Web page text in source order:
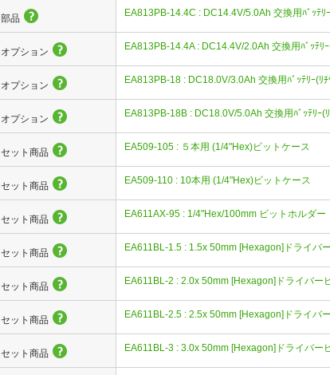
部品 EA813PB-14.4C : DC14.4V/5.0Ah 交換用ﾊﾞｯﾃﾘ
オプション EA813PB-14.4A : DC14.4V/2.0Ah 交換用ﾊﾞｯﾃﾘ
オプション EA813PB-18 : DC18.0V/3.0Ah 交換用ﾊﾞｯﾃﾘｰ(ﾘﾁ
オプション EA813PB-18B : DC18.0V/5.0Ah 交換用ﾊﾞｯﾃﾘｰ(
セット商品 EA509-105 : ５本用 (1/4"Hex)ビットケース
セット商品 EA509-110 : 10本用 (1/4"Hex)ビットケース
セット商品 EA611AX-95 : 1/4"Hex/100mm ビットホルダー
セット商品 EA611BL-1.5 : 1.5x 50mm [Hexagon]ドライバ
セット商品 EA611BL-2 : 2.0x 50mm [Hexagon]ドライバー
セット商品 EA611BL-2.5 : 2.5x 50mm [Hexagon]ドライバ
セット商品 EA611BL-3 : 3.0x 50mm [Hexagon]ドライバー